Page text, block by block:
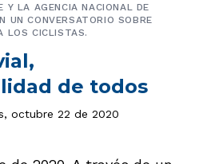
de todos
Y LA AGENCIA NACIONAL DE
UN CONVERSATORIO SOBRE
LOS CICLISTAS.
octubre 22 de 2020